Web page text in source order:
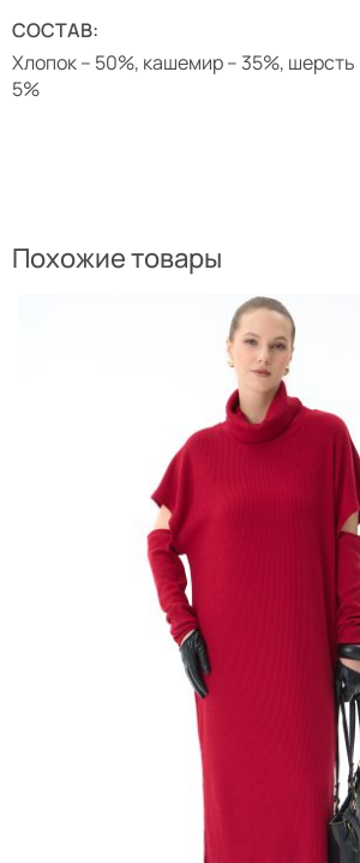
СОСТАВ:
Хлопок – 50%, кашемир – 35%, шерсть
5%
Похожие товары